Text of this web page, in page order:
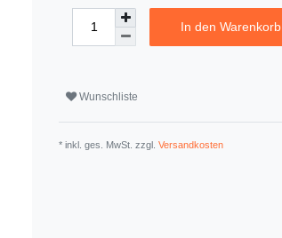
In den Warenkorb
Wunschliste
* inkl. ges. MwSt. zzgl. Versandkosten